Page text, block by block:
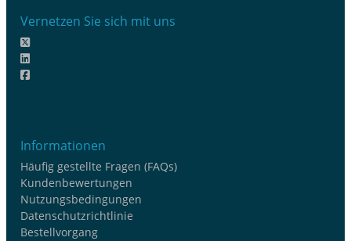
Vernetzen Sie sich mit uns
Informationen
Häufig gestellte Fragen (FAQs)
Kundenbewertungen
Nutzungsbedingungen
Datenschutzrichtlinie
Bestellvorgang